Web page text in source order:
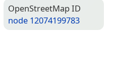
Open­Street­Map ID
node 12074199783